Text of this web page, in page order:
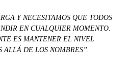
Y NECESITAMOS QUE TODOS
EN CUALQUIER MOMENTO.
ES MANTENER EL NIVEL
ALLÁ DE LOS NOMBRES”.